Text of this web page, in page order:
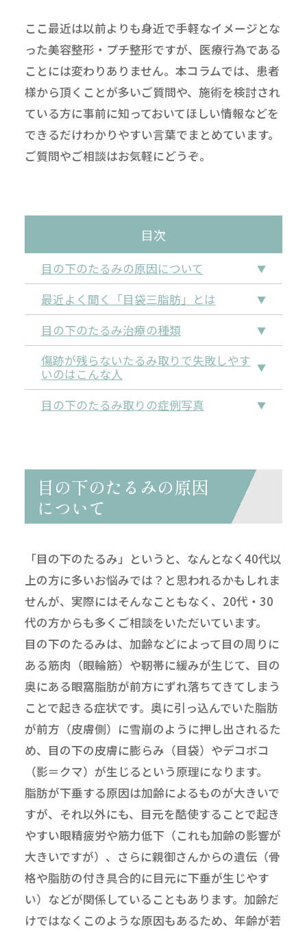
ここ最近は以前よりも身近で手軽なイメージとな
った美容整形・プチ整形ですが、医療行為である
ことには変わりありません。本コラムでは、患者
様から頂くことが多いご質問や、施術を検討され
ている方に事前に知っておいてほしい情報などを
できるだけわかりやすい言葉でまとめています。
ご質問やご相談はお気軽にどうぞ。
目次
目の下のたるみの原因について
最近よく聞く「目袋三脂肪」とは
目の下のたるみ治療の種類
傷跡が残らないたるみ取りで失敗しやす
いのはこんな人
目の下のたるみ取りの症例写真
目の下のたるみの原因
について
「目の下のたるみ」というと、なんとなく40代以
上の方に多いお悩みでは？と思われるかもしれま
せんが、実際にはそんなこともなく、20代・30
代の方からも多くご相談をいただいています。
目の下のたるみは、加齢などによって目の周りに
ある筋肉（眼輪筋）や靭帯に緩みが生じて、目の
奥にある眼窩脂肪が前方にずれ落ちてきてしまう
ことで起きる症状です。奥に引っ込んでいた脂肪
が前方（皮膚側）に雪崩のように押し出されるた
め、目の下の皮膚に膨らみ（目袋）やデコボコ
（影＝クマ）が生じるという原理になります。
脂肪が下垂する原因は加齢によるものが大きいで
すが、それ以外にも、目元を酷使することで起き
やすい眼精疲労や筋力低下（これも加齢の影響が
大きいですが）、さらに親御さんからの遺伝（骨
格や脂肪の付き具合的に目元に下垂が生じやす
い）などが関係していることもあります。加齢だ
けではなくこのような原因もあるため、年齢が若